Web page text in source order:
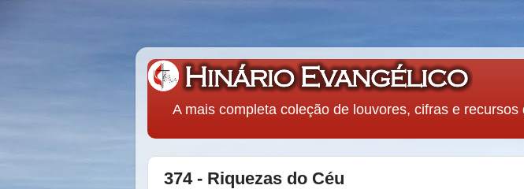
A mais completa coleção de louvores, cifras e
374 - Riquezas do Céu